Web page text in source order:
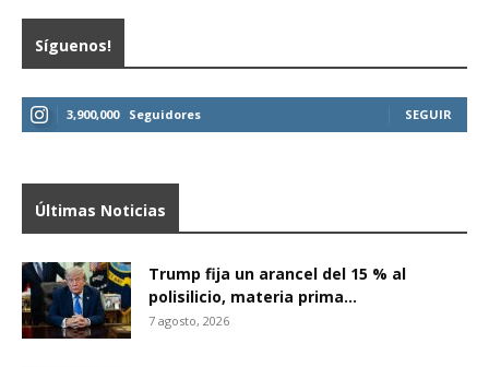
Síguenos!
3,900,000 Seguidores SEGUIR
Últimas Noticias
Trump fija un arancel del 15 % al
polisilicio, materia prima...
7 agosto, 2026